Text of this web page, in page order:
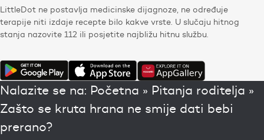
LittleDot ne postavlja medicinske dijagnoze, ne određuje
terapije niti izdaje recepte bilo kakve vrste. U slučaju hitnog
stanja nazovite 112 ili posjetite najbližu hitnu službu.
Nalazite se na: Početna » Pitanja roditelja »
Zašto se kruta hrana ne smije dati bebi
prerano?